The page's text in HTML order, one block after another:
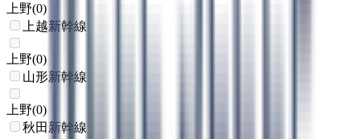
上野(0)
上越新幹線
上野(0)
山形新幹線
上野(0)
秋田新幹線